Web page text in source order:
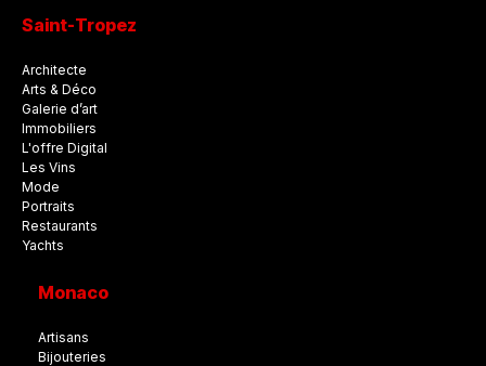
Saint-Tropez
Architecte
Arts & Déco
Galerie d’art
Immobiliers
L'offre Digital
Les Vins
Mode
Portraits
Restaurants
Yachts
Monaco
Artisans
Bijouteries